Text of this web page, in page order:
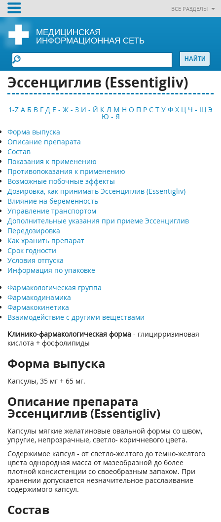
ВСЕ РАЗДЕЛЫ
МЕДИЦИНСКАЯ
ИНФОРМАЦИОННАЯ СЕТЬ
Эссенциглив (Essentigliv)
1-Z А Б В Г Д Е - Ж - З И - Й К Л М Н О П Р С Т У Ф Х Ц Ч - Щ Э
Ю - Я
Форма выпуска
Описание препарата
Состав
Показания к применению
Противопоказания к применению
Возможные побочные эффекты
Дозировка, как принимать Эссенциглив (Essentigliv)
Влияние на беременность
Управление транспортом
Дополнительные указания при приеме Эссенциглив
Передозировка
Как хранить препарат
Срок годности
Условия отпуска
Информация по упаковке
Фармакологическая группа
Фармакодинамика
Фармакокинетика
Взаимодействие с другими веществами
Клинико-фармакологическая форма - глицирризиновая
кислота + фосфолипиды
Форма выпуска
Капсулы, 35 мг + 65 мг.
Описание препарата
Эссенциглив (Essentigliv)
Капсулы мягкие желатиновые овальной формы со швом,
упругие, непрозрачные, светло- коричневого цвета.
Содержимое капсул - от светло-желтого до темно-желтого
цвета однородная масса от мазеобразной до более
плотной консистенции со своеобразным запахом. При
хранении допускается незначительное расслаивание
содержимого капсул.
Состав